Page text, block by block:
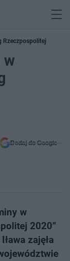
Rzeczpospolitej
w
Dodaj do Google
w
2020”
zajęła